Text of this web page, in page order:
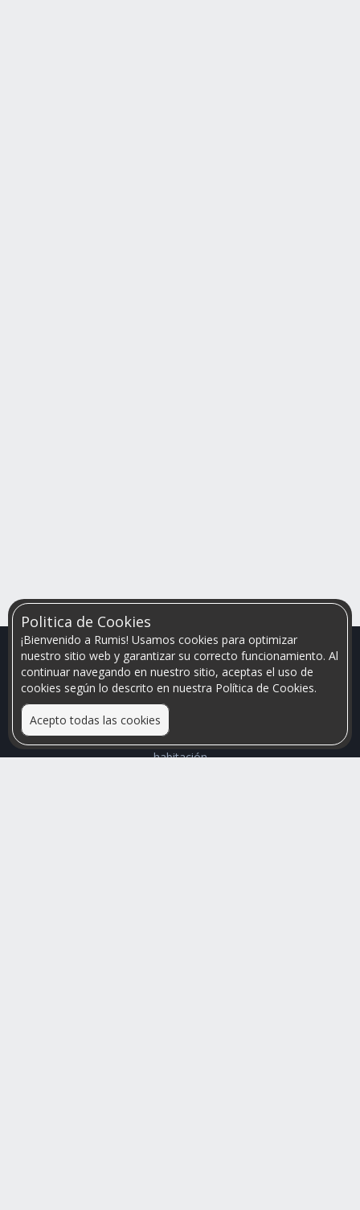
Politica de Cookies
¡Bienvenido a Rumis! Usamos cookies para optimizar
nuestro sitio web y garantizar su correcto funcionamiento. Al
continuar navegando en nuestro sitio, aceptas el uso de
cookies según lo descrito en nuestra Política de Cookies.
Acepto todas las cookies
Relacionamos personas que arriendan con las que buscan una
habitación